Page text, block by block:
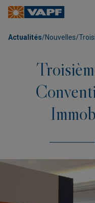
Actualités/Nouvelles/